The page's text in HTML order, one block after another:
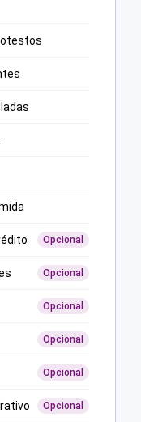
Opcional
Opcional
Opcional
Opcional
Opcional
Opcional